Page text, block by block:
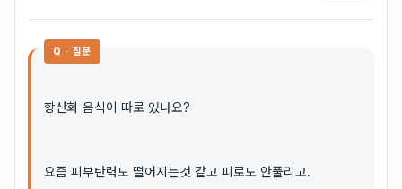
Q · 질문
항산화 음식이 따로 있나요?
요즘 피부탄력도 떨어지는것 같고 피로도 안풀리고.